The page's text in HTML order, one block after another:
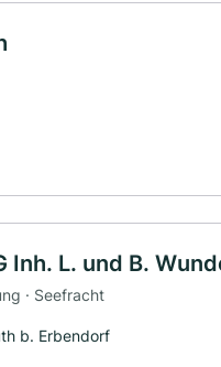
Inh. L. und B.
· Seefracht
b. Erbendorf